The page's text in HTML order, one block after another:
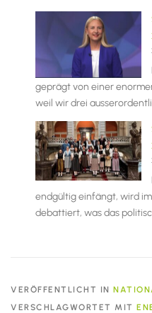
geprägt von einer
weil wir drei
endgültig einfängt, wird
debattiert, was das
VERÖFFENTLICHT IN
VERSCHLAGWORTET MIT